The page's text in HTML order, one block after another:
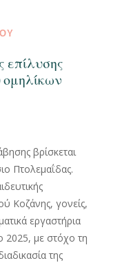
επίλυσης
βρίσκεται
Πτολεμαΐδας.
Κοζάνης, γονείς,
εργαστήρια
2025, με στόχο τη
της